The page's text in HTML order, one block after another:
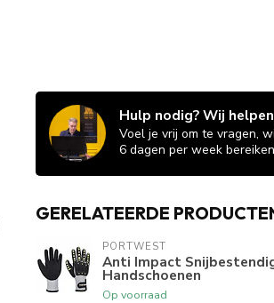
Hulp nodig? Wij
Voel je vrij om te vragen,
6 dagen per week
GERELATEERDE
PORTWEST
Anti Impact
Handschoenen
Op voorraad